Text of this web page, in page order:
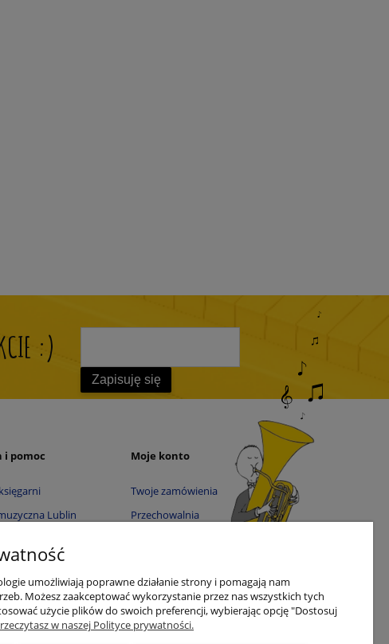
:)
Zapisuję się
i pomoc
Lublin
cookies
Moje konto
Twoje zamówienia
Przechowalnia
umożliwiają poprawne działanie strony i pomagają nam
Możesz zaakceptować wykorzystanie przez nas wszystkich tych
użycie plików do swoich preferencji, wybierając opcję "Dostosuj
w naszej Polityce prywatności.